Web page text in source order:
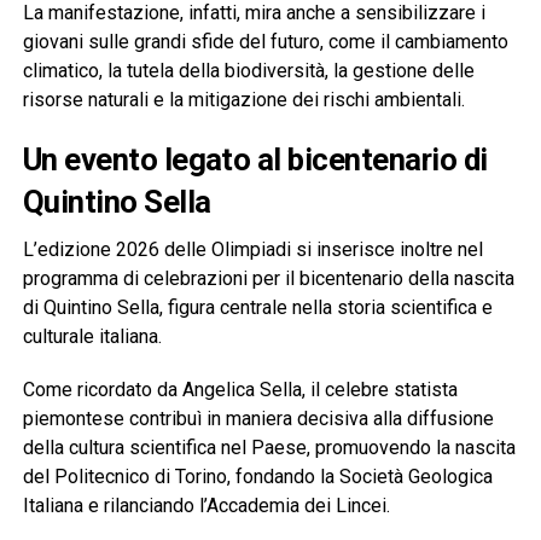
La manifestazione, infatti, mira anche a sensibilizzare i
giovani sulle grandi sfide del futuro, come il cambiamento
climatico, la tutela della biodiversità, la gestione delle
risorse naturali e la mitigazione dei rischi ambientali.
Un evento legato al bicentenario di
Quintino Sella
L’edizione 2026 delle Olimpiadi si inserisce inoltre nel
programma di celebrazioni per il bicentenario della nascita
di Quintino Sella, figura centrale nella storia scientifica e
culturale italiana.
Come ricordato da Angelica Sella, il celebre statista
piemontese contribuì in maniera decisiva alla diffusione
della cultura scientifica nel Paese, promuovendo la nascita
del Politecnico di Torino, fondando la Società Geologica
Italiana e rilanciando l’Accademia dei Lincei.